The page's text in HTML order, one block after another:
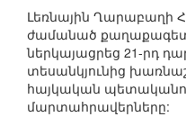
Լեռնային Ղարաբաղի
ժամանած քաղաքագետ
ներկայացրեց 21-րդ
տեսանկյունից
հայկական
մարտահրավերները: